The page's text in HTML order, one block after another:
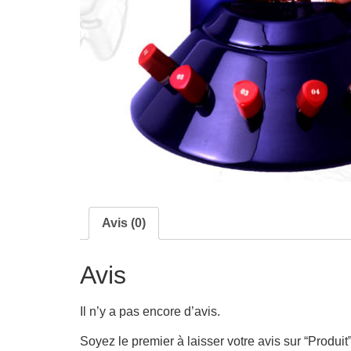
Avis (0)
Avis
Il n’y a pas encore d’avis.
Soyez le premier à laisser votre avis sur “Produit”